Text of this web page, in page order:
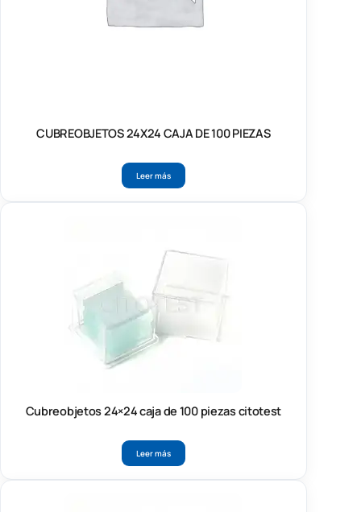
CUBREOBJETOS 24X24 CAJA DE 100 PIEZAS
Leer más
Cubreobjetos 24×24 caja de 100 piezas citotest
Leer más